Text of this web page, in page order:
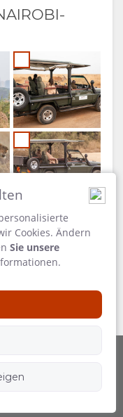
uns
Cookies. Ändern
Sie unsere